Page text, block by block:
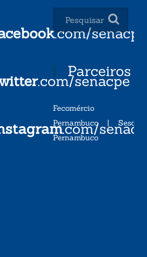
.com/senacpe
.com/senacpe
.com/
Parceiros
Fecomércio
Pernambuco| Sesc
Pernambuco